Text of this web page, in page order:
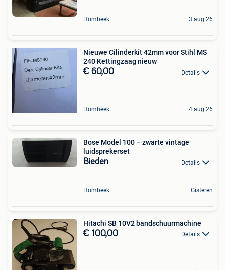
Hombeek 3 aug 26
Nieuwe Cilinderkit 42mm voor Stihl MS
240 Kettingzaag nieuw
€ 60,00 Details
Hombeek 4 aug 26
Bose Model 100 – zwarte vintage
luidsprekerset
Bieden Details
Hombeek Gisteren
Hitachi SB 10V2 bandschuurmachine
€ 100,00 Details